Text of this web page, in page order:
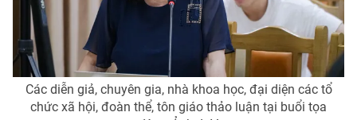
Các diễn giả, chuyên gia, nhà khoa học, đại diện các tổ
chức xã hội, đoàn thể, tôn giáo thảo luận tại buổi tọa